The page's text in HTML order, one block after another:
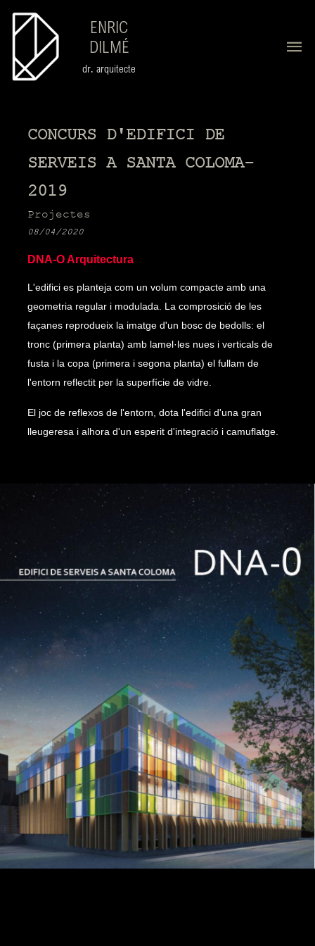
ENRIC
DILMÉ
dr. arquitecte
CONCURS D'EDIFICI DE
SERVEIS A SANTA COLOMA-
2019
Projectes
08/04/2020
DNA-O Arquitectura
L'edifici es planteja com un volum compacte amb una
geometria regular i modulada. La comprosició de les
façanes reprodueix la imatge d'un bosc de bedolls: el
tronc (primera planta) amb lamel·les nues i verticals de
fusta i la copa (primera i segona planta) el fullam de
l'entorn reflectit per la superfície de vidre.
El joc de reflexos de l'entorn, dota l'edifici d'una gran
lleugeresa i alhora d'un esperit d'integració i camuflatge.